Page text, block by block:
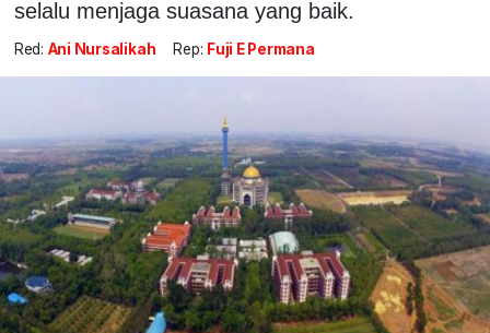
selalu menjaga suasana yang baik.
Red: Ani Nursalikah Rep: Fuji E Permana